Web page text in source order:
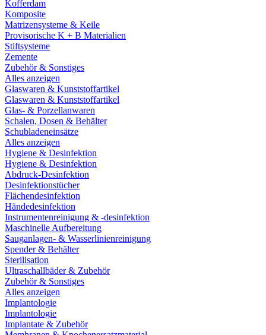
Kofferdam
Komposite
Matrizensysteme & Keile
Provisorische K + B Materialien
Stiftsysteme
Zemente
Zubehör & Sonstiges
Alles anzeigen
Glaswaren & Kunststoffartikel
Glaswaren & Kunststoffartikel
Glas- & Porzellanwaren
Schalen, Dosen & Behälter
Schubladeneinsätze
Alles anzeigen
Hygiene & Desinfektion
Hygiene & Desinfektion
Abdruck-Desinfektion
Desinfektionstücher
Flächendesinfektion
Händedesinfektion
Instrumentenreinigung & -desinfektion
Maschinelle Aufbereitung
Sauganlagen- & Wasserlinienreinigung
Spender & Behälter
Sterilisation
Ultraschallbäder & Zubehör
Zubehör & Sonstiges
Alles anzeigen
Implantologie
Implantologie
Implantate & Zubehör